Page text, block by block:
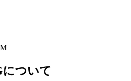
ついて